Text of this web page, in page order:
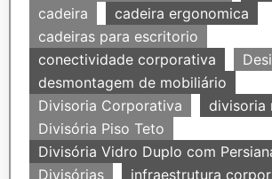
cadeira
cadeira ergonomica
cadeiras para escritorio
conectividade corporativa
desmontagem de mobiliário
Divisoria Corporativa
divisoria
Divisória Piso Teto
Divisória Vidro Duplo com
Divisórias
infraestrutura